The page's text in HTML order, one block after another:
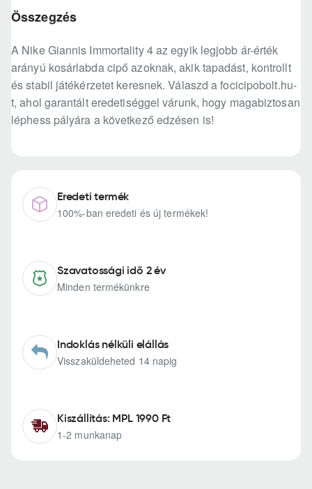
Összegzés
A Nike Giannis Immortality 4 az egyik legjobb ár-érték
arányú kosárlabda cipő azoknak, akik tapadást, kontrollt
és stabil játékérzetet keresnek. Válaszd a focicipobolt.hu-
t, ahol garantált eredetiséggel várunk, hogy magabiztosan
léphess pályára a következő edzésen is!
Eredeti termék
100%-ban eredeti és új termékek!
Szavatossági idő 2 év
Minden termékünkre
Indoklás nélküli elállás
Visszaküldeheted 14 napig
Kiszállítás: MPL 1990 Ft
1-2 munkanap